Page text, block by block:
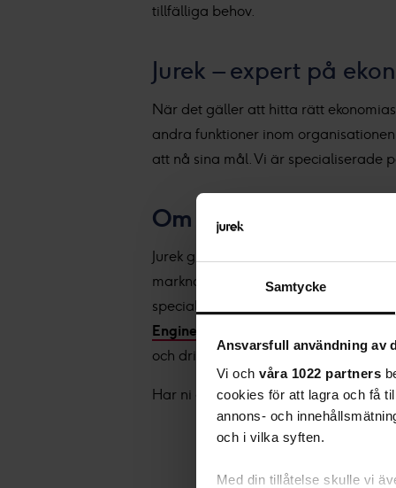
Samtycke
Ansvarsfull användning av
Vi och våra 1022 partners
cookies för att lagra och få
annons- och
och i vilka syften.
Med din tillåtelse skulle vi
tillfälliga behov.
Jurek – expert på
När det gäller att hitta rätt
andra funktioner inom
att nå sina mål. Vi är specialiserade
Om Jurek:
Jurek grundades 2006 av
marknadsledarna inomrekrytering
specialister inom områdena
Engineering
. Jurek växer i snabb
och driver sedan 2017 den viktiga
Har ni ett kompetensbehov?Klicka